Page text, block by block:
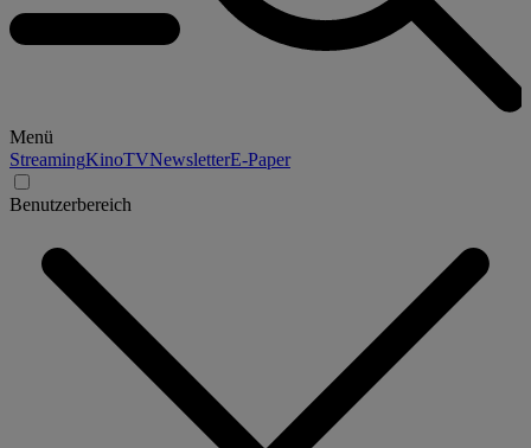
Menü
StreamingKinoTVNewsletterE-Paper
Benutzerbereich